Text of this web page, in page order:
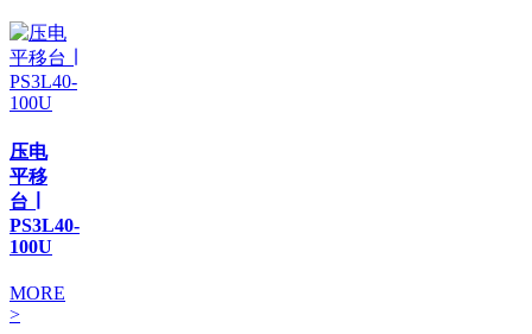
压电
平移
台 ∣
PS3L40-
100U
MORE
>